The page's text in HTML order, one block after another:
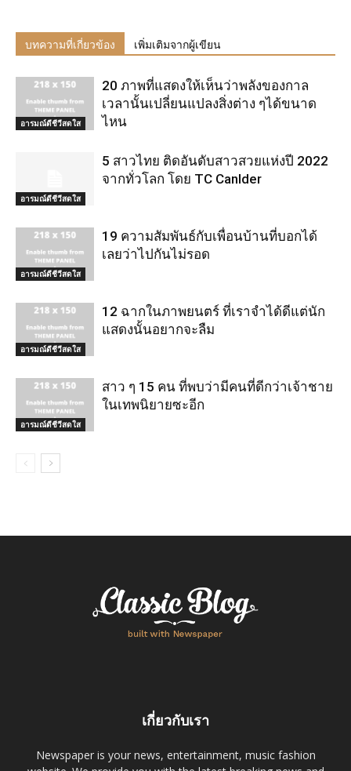
บทความที่เกี่ยวข้อง เพิ่มเติมจากผู้เขียน
อารมณ์ดีชีวีสดใส
20 ภาพที่แสดงให้เห็นว่าพลังของกาล
เวลานั้นเปลี่ยนแปลงสิ่งต่าง ๆได้ขนาด
ไหน
อารมณ์ดีชีวีสดใส
5 สาวไทย ติดอันดับสาวสวยแห่งปี 2022
จากทั่วโลก โดย TC Canlder
อารมณ์ดีชีวีสดใส
19 ความสัมพันธ์กับเพื่อนบ้านที่บอกได้
เลยว่าไปกันไม่รอด
อารมณ์ดีชีวีสดใส
12 ฉากในภาพยนตร์ ที่เราจำได้ดีแต่นัก
แสดงนั้นอยากจะลืม
อารมณ์ดีชีวีสดใส
สาว ๆ 15 คน ที่พบว่ามีคนที่ดีกว่าเจ้าชาย
ในเทพนิยายซะอีก
เกี่ยวกับเรา
Newspaper is your news, entertainment, music fashion